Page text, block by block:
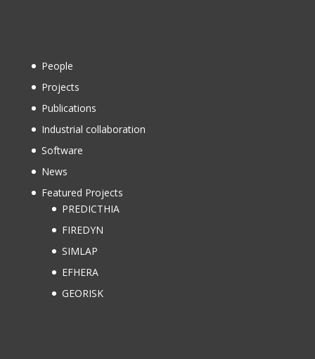
People
Projects
Publications
Industrial collaboration
Software
News
Featured Projects
PREDICTHIA
FIREDYN
SIMLAP
EFHERA
GEORISK